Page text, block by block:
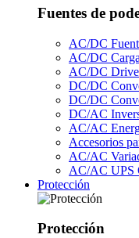
Fuentes de
AC/DC
AC/DC
AC/DC
DC/DC
DC/DC
DC/AC
AC/AC
Accesorios
AC/AC
AC/AC UPS
Protección
Protección